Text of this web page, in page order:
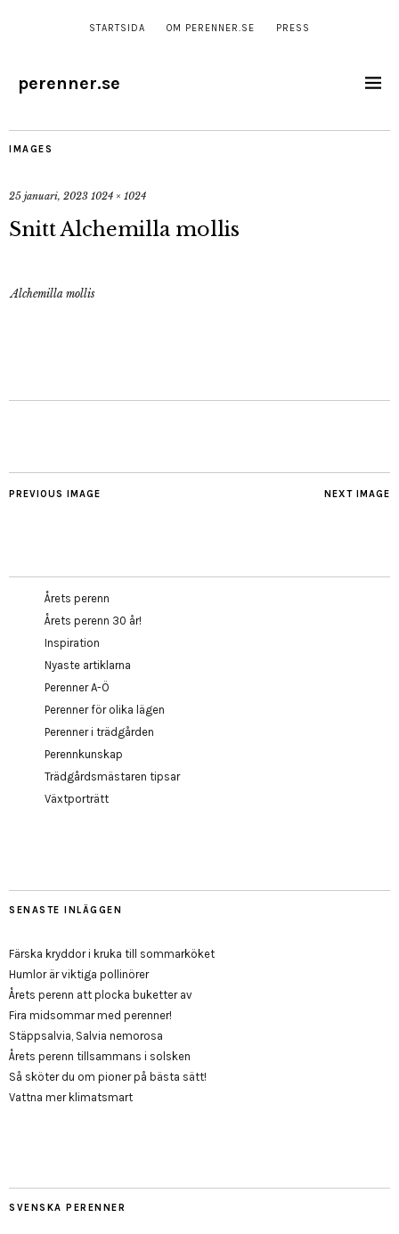
STARTSIDA OM PERENNER.SE PRESS
perenner.se
IMAGES
25 januari, 2023 1024 × 1024
Snitt Alchemilla mollis
Alchemilla mollis
NEXT IMAGE
PREVIOUS IMAGE
Årets perenn
Årets perenn 30 år!
Inspiration
Nyaste artiklarna
Perenner A-Ö
Perenner för olika lägen
Perenner i trädgården
Perennkunskap
Trädgårdsmästaren tipsar
Växtporträtt
SENASTE INLÄGGEN
Färska kryddor i kruka till sommarköket
Humlor är viktiga pollinörer
Årets perenn att plocka buketter av
Fira midsommar med perenner!
Stäppsalvia, Salvia nemorosa
Årets perenn tillsammans i solsken
Så sköter du om pioner på bästa sätt!
Vattna mer klimatsmart
SVENSKA PERENNER